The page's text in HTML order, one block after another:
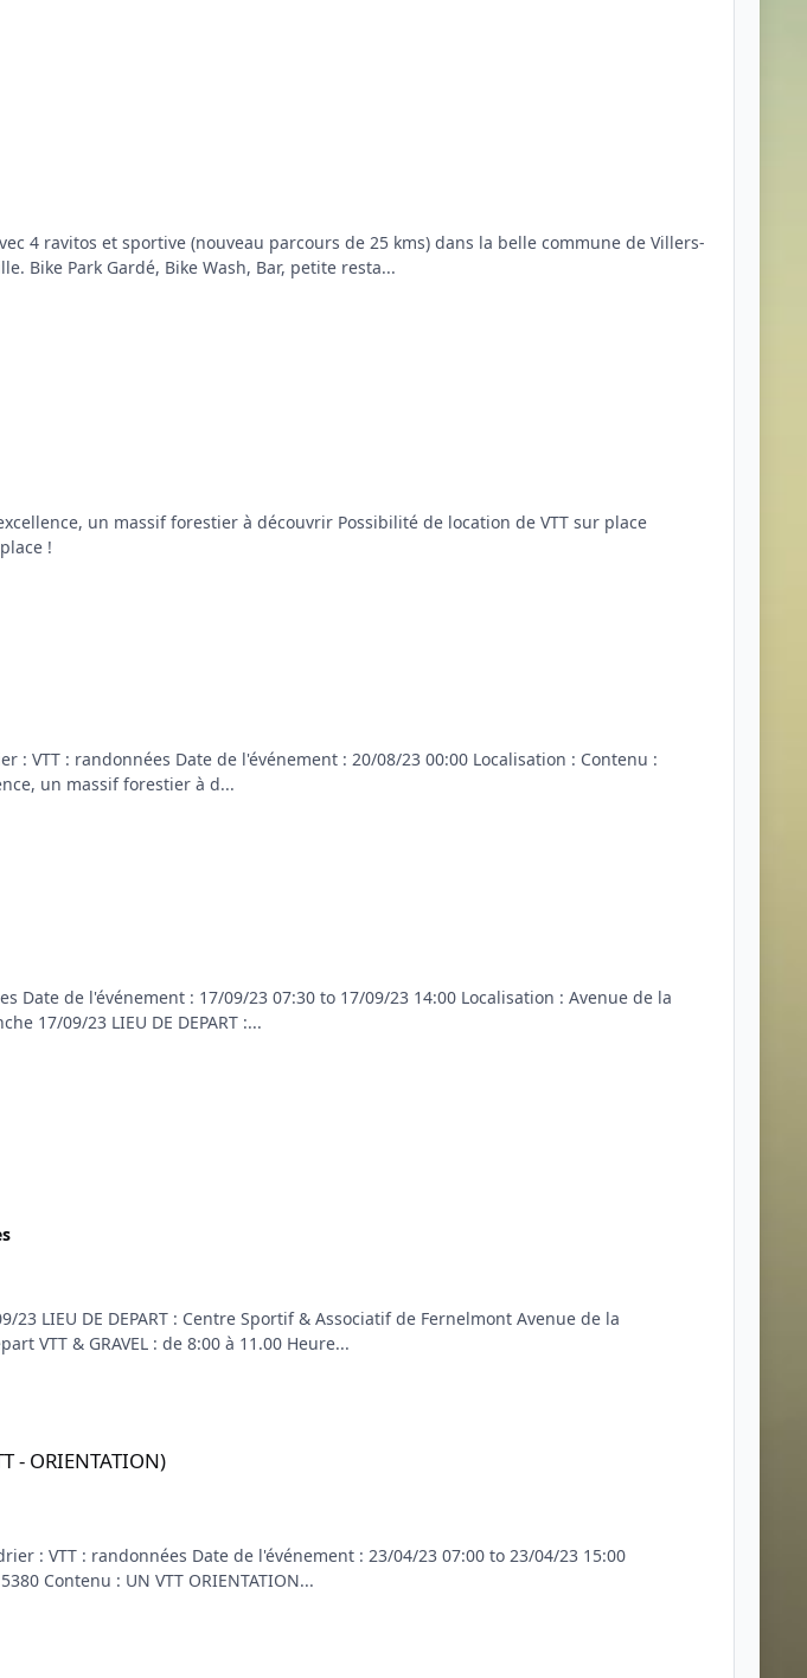
4 ravitos et sportive (nouveau parcours de 25 kms) dans la belle commune de Villers-
Bike Park Gardé, Bike Wash, Bar, petite resta...
un massif forestier à découvrir Possibilité de location de VTT sur place
!
: VTT : randonnées Date de l'événement : 20/08/23 00:00 Localisation : Contenu :
un massif forestier à d...
Date de l'événement : 17/09/23 07:30 to 17/09/23 14:00 Localisation : Avenue de la
17/09/23 LIEU DE DEPART :...
23 LIEU DE DEPART : Centre Sportif & Associatif de Fernelmont Avenue de la
VTT & GRAVEL : de 8:00 à 11.00 Heure...
- ORIENTATION)
: VTT : randonnées Date de l'événement : 23/04/23 07:00 to 23/04/23 15:00
Contenu : UN VTT ORIENTATION...